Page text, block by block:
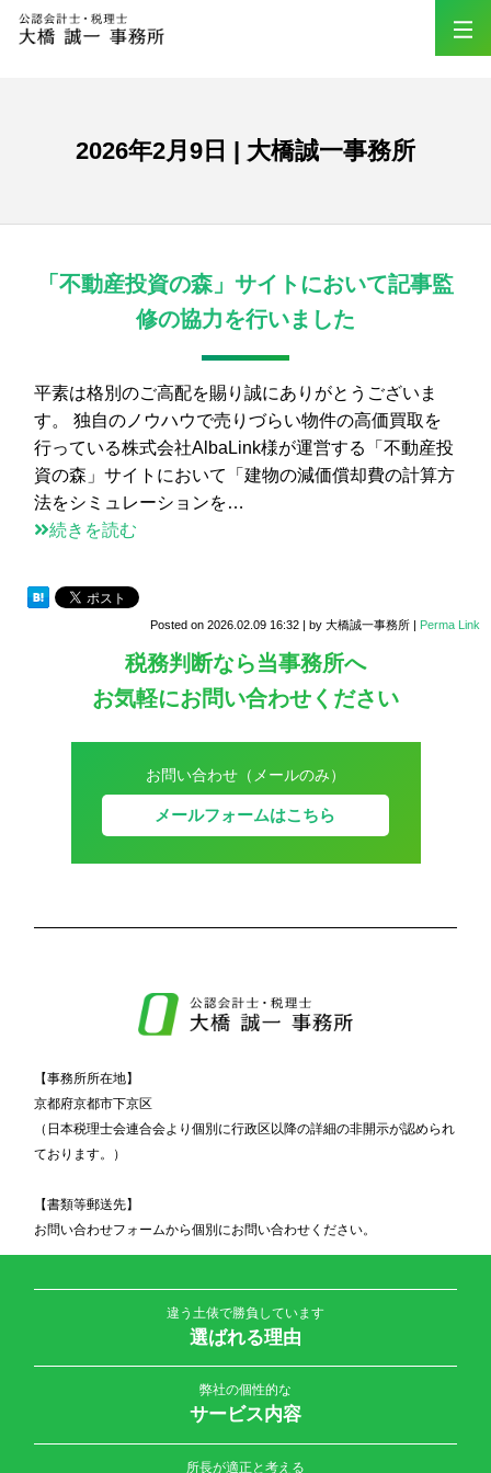
2026年2月9日 | 大橋誠一事務所
「不動産投資の森」サイトにおいて記事監
修の協力を行いました
平素は格別のご高配を賜り誠にありがとうございま
す。 独自のノウハウで売りづらい物件の高価買取を
行っている株式会社AlbaLink様が運営する「不動産投
資の森」サイトにおいて「建物の減価償却費の計算方
法をシミュレーションを…
続きを読む
Posted on 2026.02.09 16:32 by 大橋誠一事務所 Perma Link
税務判断なら当事務所へ
お気軽にお問い合わせください
お問い合わせ（メールのみ）
メールフォームはこちら
【事務所所在地】
京都府京都市下京区
（日本税理士会連合会より個別に行政区以降の詳細の非開示が認められ
ております。）
【書類等郵送先】
お問い合わせフォームから個別にお問い合わせください。
違う土俵で勝負しています
選ばれる理由
弊社の個性的な
サービス内容
所長が適正と考える